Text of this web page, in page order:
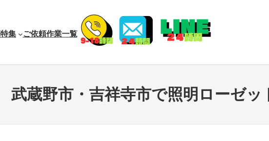
特集 ご依頼作業一覧
武蔵野市・吉祥寺市で照明ローゼッ